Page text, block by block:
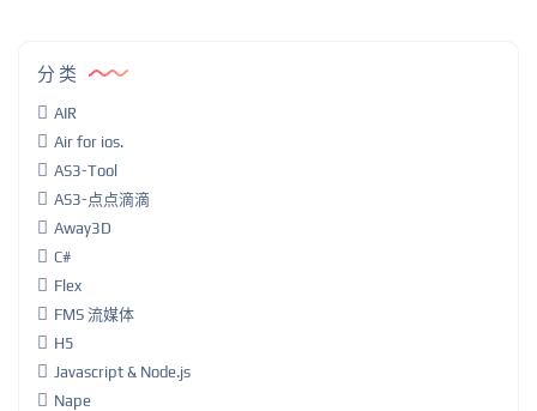
分类
AIR
Air for ios.
AS3-Tool
AS3-点点滴滴
Away3D
C#
Flex
FMS 流媒体
H5
Javascript & Node.js
Nape